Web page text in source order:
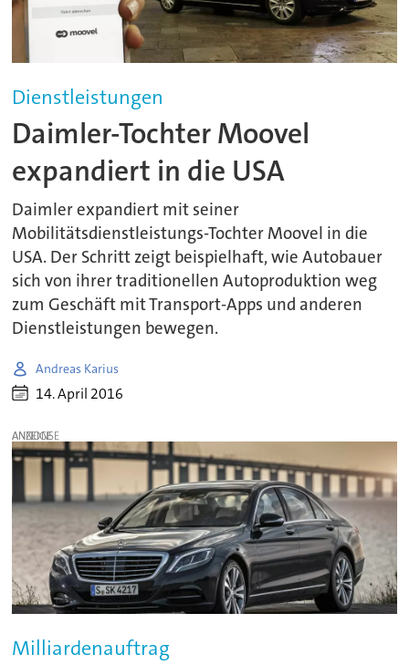
Dienstleistungen
Daimler-Tochter Moovel
expandiert in die USA
Daimler expandiert mit seiner
Mobilitätsdienstleistungs-Tochter Moovel in die
USA. Der Schritt zeigt beispielhaft, wie Autobauer
sich von ihrer traditionellen Autoproduktion weg
zum Geschäft mit Transport-Apps und anderen
Dienstleistungen bewegen.
Andreas Karius
14. April 2016
ANZEIGE
Milliardenauftrag